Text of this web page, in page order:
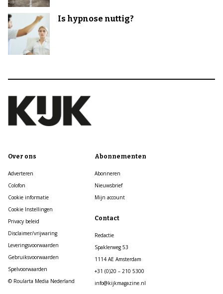
Is hypnose nuttig?
Over ons
Adverteren
Colofon
Cookie informatie
Cookie Instellingen
Privacy beleid
Disclaimer/vrijwaring
Leveringsvoorwaarden
Gebruiksvoorwaarden
Spelvoorwaarden
© Roularta Media Nederland
Abonnementen
Abonneren
Nieuwsbrief
Mijn account
Contact
Redactie
Spaklerweg 53
1114 AE Amsterdam
+31 (0)20 – 210 5300
info@kijkmagazine.nl